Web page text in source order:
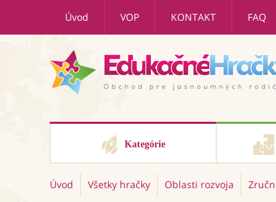
Úvod VOP KONTAKT FAQ
Kategórie
Úvod Všetky hračky Oblasti rozvoja